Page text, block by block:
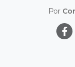
Por